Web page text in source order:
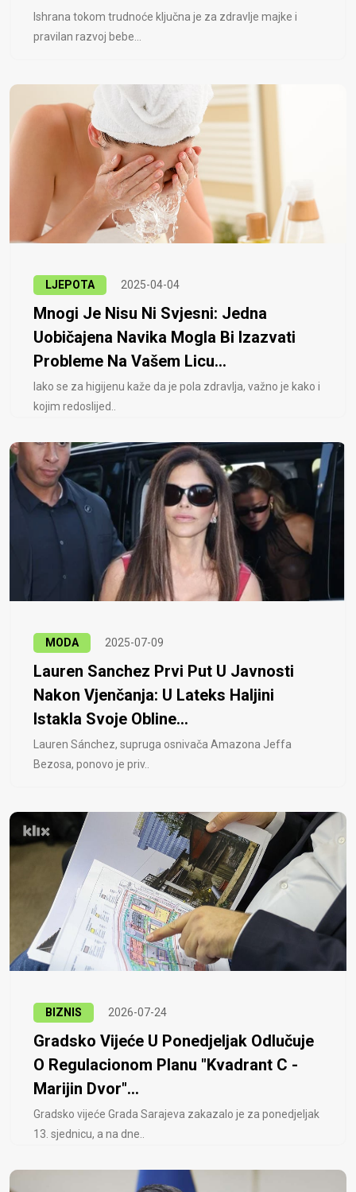
Ishrana tokom trudnoće ključna je za zdravlje majke i
pravilan razvoj bebe...
LJEPOTA 2025-04-04
Mnogi Je Nisu Ni Svjesni: Jedna
Uobičajena Navika Mogla Bi Izazvati
Probleme Na Vašem Licu...
Iako se za higijenu kaže da je pola zdravlja, važno je kako i
kojim redoslijed..
MODA 2025-07-09
Lauren Sanchez Prvi Put U Javnosti
Nakon Vjenčanja: U Lateks Haljini
Istakla Svoje Obline...
Lauren Sánchez, supruga osnivača Amazona Jeffa
Bezosa, ponovo je priv..
BIZNIS 2026-07-24
Gradsko Vijeće U Ponedjeljak Odlučuje
O Regulacionom Planu "Kvadrant C -
Marijin Dvor"...
Gradsko vijeće Grada Sarajeva zakazalo je za ponedjeljak
13. sjednicu, a na dne..